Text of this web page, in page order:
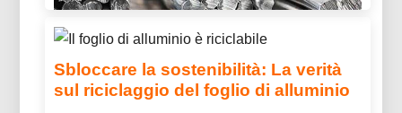
durata.
Sbloccare la sostenibilità: La verità
sul riciclaggio del foglio di alluminio